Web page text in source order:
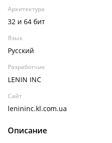
Архитектура
32 и 64 бит
Язык
Русский
Разработчик
LENIN INC
Сайт
lenininc.kl.com.ua
Описание